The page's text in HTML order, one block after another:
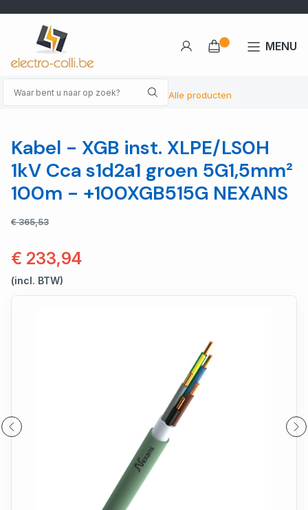
Alle producten
MENU
Kabel - XGB inst. XLPE/LS0H
1kV Cca s1d2a1 groen 5G1,5mm²
100m - +100XGB515G NEXANS
€ 365,53
€ 233,94
(incl. BTW)